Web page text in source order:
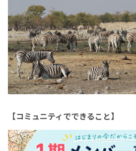
【コミュニティでできること】